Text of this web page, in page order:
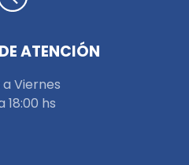
ATENCIÓN
a Viernes
18:00 hs